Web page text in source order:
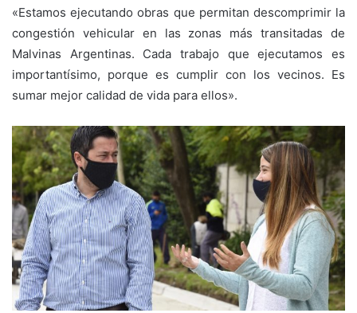
«Estamos ejecutando obras que permitan descomprimir la
congestión vehicular en las zonas más transitadas de
Malvinas Argentinas. Cada trabajo que ejecutamos es
importantísimo, porque es cumplir con los vecinos. Es
sumar mejor calidad de vida para ellos».